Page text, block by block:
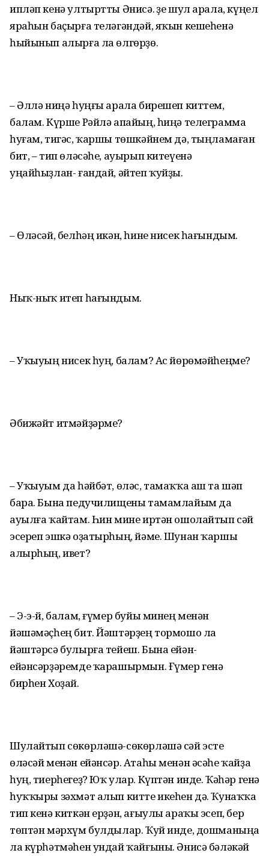
ипләп кенә ултыртты Әнисә. Үҙе шул арала, күңел
яраһын баҫырға теләгәндәй, яҡын кешеһенә
һыйынып алырға ла өлгөрҙө.
– Әллә ниңә һуңғы арала бирешеп киттем,
балам. Күрше Рәйлә апайың, һиңә телеграмма
һуғам, тигәс, ҡаршы төшкәйнем дә, тыңламаған
бит, – тип өләсәһе, ауырып китеүенә
уңайһыҙлан- ғандай, әйтеп ҡуйҙы.
– Өләсәй, белһәң икән, һине нисек һағындым.
Ныҡ-ныҡ итеп һағындым.
– Уҡыуың нисек һуң, балам? Ас йөрөмәйһеңме?
Әбижәйт итмәйҙәрме?
– Уҡыуым да һәйбәт, өләс, тамаҡҡа аш та шәп
бара. Бына педучилищены тамамлайым да
ауылға ҡайтам. Һин мине иртән ошолайтып сәй
эсереп эшкә оҙатырһың, йәме. Шунан ҡаршы
алырһың, ивет?
– Э-э-й, балам, ғүмер буйы минең менән
йәшәмәҫһең бит. Йәштәрҙең тормошо ла
йәштәрсә булырға тейеш. Бына ейән-
ейәнсәрҙәремде ҡарашырмын. Ғүмер генә
бирһен Хоҙай.
Шулайтып сөкөрләшә-сөкөрләшә сәй эсте
өләсәй менән ейәнсәр. Атаһы менән әсәһе ҡайҙа
һуң, тиерһегеҙ? Юҡ улар. Күптән инде. Ҡәһәр генә
һуҡҡыры зәхмәт алып китте икеһен дә. Ҡунаҡҡа
тип кенә киткән ерҙән, ағыулы араҡы эсеп, бер
төптән мәрхүм булдылар. Ҡуй инде, дошманыңа
ла күрһәтмәһен ундай ҡайғыны. Әнисә бәләкәй